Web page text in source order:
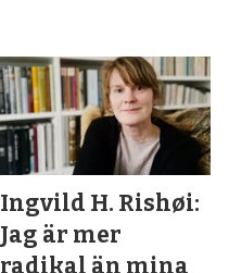
Ingvild H. Rishøi:
Jag är mer
radikal än mina